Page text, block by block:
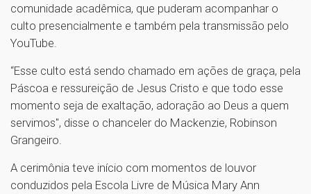
comunidade acadêmica, que puderam acompanhar o
culto presencialmente e também pela transmissão pelo
YouTube.
“Esse culto está sendo chamado em ações de graça, pela
Páscoa e ressureição de Jesus Cristo e que todo esse
momento seja de exaltação, adoração ao Deus a quem
servimos", disse o chanceler do Mackenzie, Robinson
Grangeiro.
A cerimônia teve início com momentos de louvor
conduzidos pela Escola Livre de Música Mary Ann